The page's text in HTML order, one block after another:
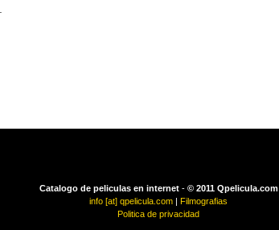
Catalogo de peliculas en internet- © 2011 Qpelicula.com
info [at] qpelicula.com | Filmografias
Politica de privacidad